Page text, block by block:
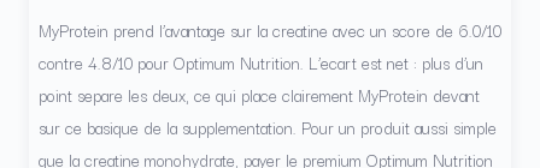
MyProtein prend l’avantage sur la creatine avec un score de 6.0/10
contre 4.8/10 pour Optimum Nutrition. L’ecart est net : plus d’un
point separe les deux, ce qui place clairement MyProtein devant
sur ce basique de la supplementation. Pour un produit aussi simple
que la creatine monohydrate, payer le premium Optimum Nutrition